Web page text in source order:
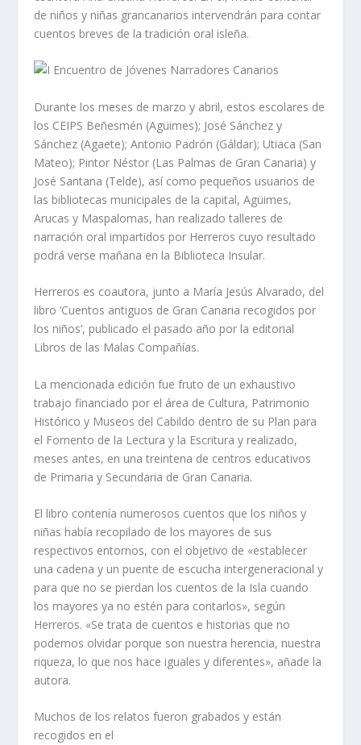
de niños y niñas grancanarios intervendrán para contar
cuentos breves de la tradición oral isleña.
Durante los meses de marzo y abril, estos escolares de
los CEIPS Beñesmén (Agüimes); José Sánchez y
Sánchez (Agaete); Antonio Padrón (Gáldar); Utiaca (San
Mateo); Pintor Néstor (Las Palmas de Gran Canaria) y
José Santana (Telde), así como pequeños usuarios de
las bibliotecas municipales de la capital, Agüimes,
Arucas y Maspalomas, han realizado talleres de
narración oral impartidos por Herreros cuyo resultado
podrá verse mañana en la Biblioteca Insular.
Herreros es coautora, junto a María Jesús Alvarado, del
libro ‘Cuentos antiguos de Gran Canaria recogidos por
los niños’, publicado el pasado año por la editorial
Libros de las Malas Compañías.
La mencionada edición fue fruto de un exhaustivo
trabajo financiado por el área de Cultura, Patrimonio
Histórico y Museos del Cabildo dentro de su Plan para
el Fomento de la Lectura y la Escritura y realizado,
meses antes, en una treintena de centros educativos
de Primaria y Secundaria de Gran Canaria.
El libro contenía numerosos cuentos que los niños y
niñas había recopilado de los mayores de sus
respectivos entornos, con el objetivo de «establecer
una cadena y un puente de escucha intergeneracional y
para que no se pierdan los cuentos de la Isla cuando
los mayores ya no estén para contarlos», según
Herreros. «Se trata de cuentos e historias que no
podemos olvidar porque son nuestra herencia, nuestra
riqueza, lo que nos hace iguales y diferentes», añade la
autora.
Muchos de los relatos fueron grabados y están
recogidos en el